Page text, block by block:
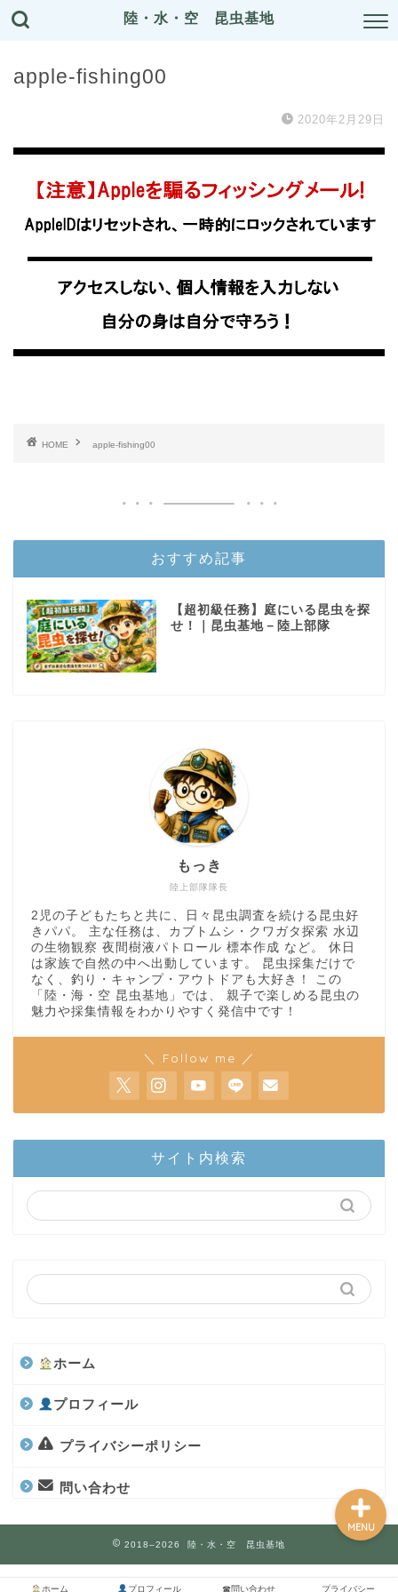
陸・水・空 昆虫基地
apple-fishing00
2020年2月29日
HOME apple-fishing00
おすすめ記事
【超初級任務】庭にいる昆虫を探
せ！｜昆虫基地－陸上部隊
陸上部隊隊長
もっき
2児の子どもたちと共に、日々昆虫調査を続ける昆虫好
きパパ。 主な任務は、カブトムシ・クワガタ探索 水辺
の生物観察 夜間樹液パトロール 標本作成 など。 休日
は家族で自然の中へ出動しています。 昆虫採集だけで
なく、釣り・キャンプ・アウトドアも大好き！ この
「陸・海・空 昆虫基地」では、 親子で楽しめる昆虫の
魅力や採集情報をわかりやすく発信中です！
＼ Follow me ／
サイト内検索
ホーム
プロフィール
プライバシーポリシー
問い合わせ
2018–2026 陸・水・空 昆虫基地
ホーム プロフィール ☎問い合わせ プライバシー
MENU
陸上部隊
世界のカブトムシ